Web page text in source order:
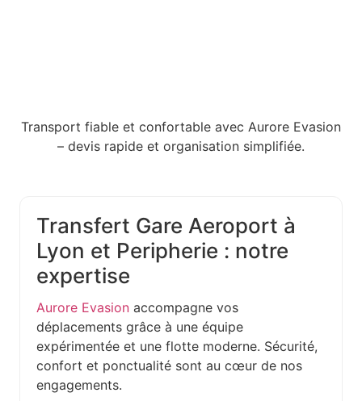
Transport fiable et confortable avec Aurore Evasion
– devis rapide et organisation simplifiée.
Transfert Gare Aeroport à
Lyon et Peripherie : notre
expertise
Aurore Evasion accompagne vos
déplacements grâce à une équipe
expérimentée et une flotte moderne. Sécurité,
confort et ponctualité sont au cœur de nos
engagements.